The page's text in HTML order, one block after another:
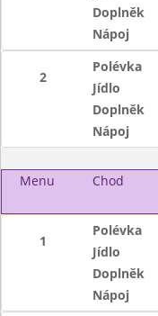
Doplněk
Nápoj
2
Polévka
Jídlo
Doplněk
Nápoj
Menu Chod
1
Polévka
Jídlo
Doplněk
Nápoj